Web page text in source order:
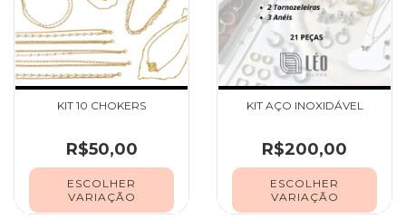
KIT 10 CHOKERS
R$50,00
ESCOLHER
VARIAÇÃO
KIT AÇO INOXIDÁVEL
R$200,00
ESCOLHER
VARIAÇÃO